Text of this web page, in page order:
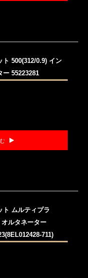
ト 500(312/0.9) イン
ー 55223281
ト ムルティプラ
オルタネーター
711)